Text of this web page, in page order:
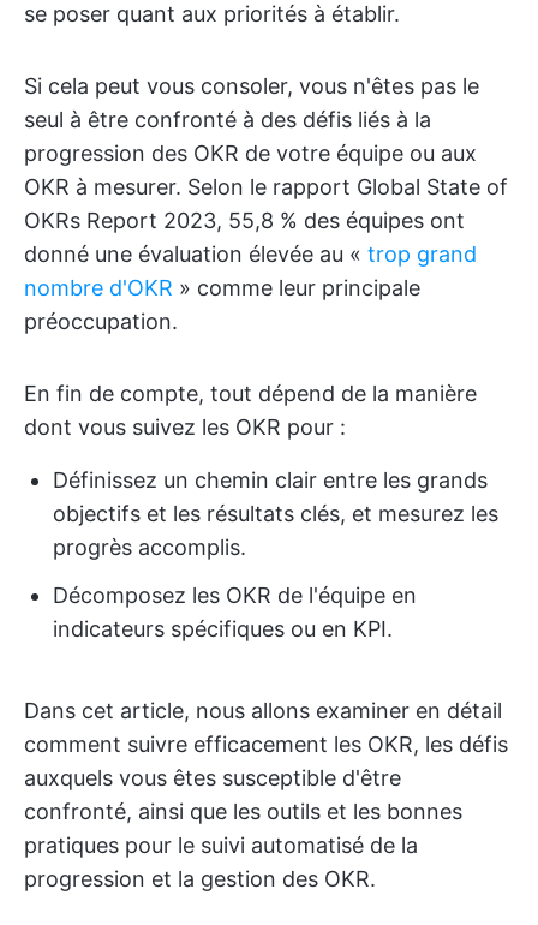
se poser quant aux priorités à établir.
Si cela peut vous consoler, vous n'êtes pas le
seul à être confronté à des défis liés à la
progression des OKR de votre équipe ou aux
OKR à mesurer. Selon le rapport Global State of
OKRs Report 2023, 55,8 % des équipes ont
donné une évaluation élevée au « trop grand
nombre d'OKR » comme leur principale
préoccupation.
En fin de compte, tout dépend de la manière
dont vous suivez les OKR pour :
Définissez un chemin clair entre les grands
objectifs et les résultats clés, et mesurez les
progrès accomplis.
Décomposez les OKR de l'équipe en
indicateurs spécifiques ou en KPI.
Dans cet article, nous allons examiner en détail
comment suivre efficacement les OKR, les défis
auxquels vous êtes susceptible d'être
confronté, ainsi que les outils et les bonnes
pratiques pour le suivi automatisé de la
progression et la gestion des OKR.